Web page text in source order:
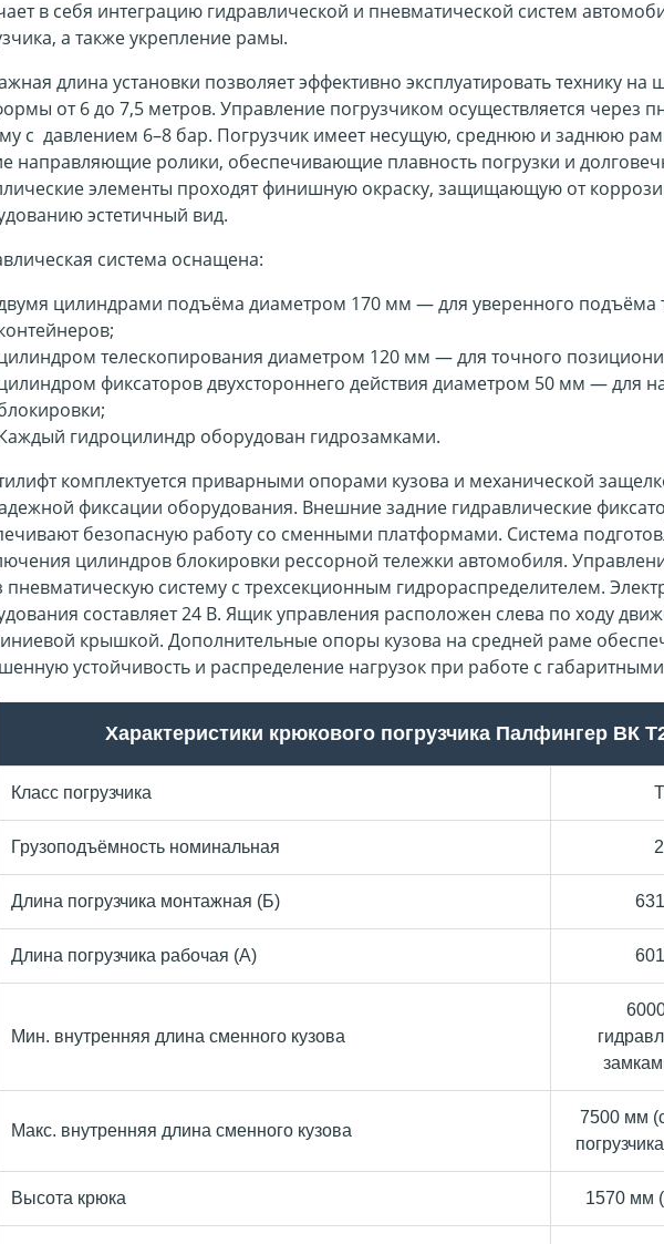
в себя интеграцию гидравлической и пневматической систем
а также укрепление рамы.
длина установки позволяет эффективно эксплуатировать технику на
от 6 до 7,5 метров. Управление погрузчиком осуществляется через
с давлением 6–8 бар. Погрузчик имеет несущую, среднюю и заднюю
направляющие ролики, обеспечивающие плавность погрузки и
элементы проходят финишную окраску, защищающую от
эстетичный вид.
система оснащена:
цилиндрами подъёма диаметром 170 мм — для уверенного подъёма
телескопирования диаметром 120 мм — для точного
фиксаторов двухстороннего действия диаметром 50 мм — для
гидроцилиндр оборудован гидрозамками.
комплектуется приварными опорами кузова и механической
фиксации оборудования. Внешние задние гидравлические
безопасную работу со сменными платформами. Система
цилиндров блокировки рессорной тележки автомобиля.
пневматическую систему с трехсекционным гидрораспределителем.
составляет 24 В. Ящик управления расположен слева по ходу
крышкой. Дополнительные опоры кузова на средней раме
устойчивость и распределение нагрузок при работе с
Характеристики крюкового погрузчика Палфингер ВК
Класс погрузчика
Грузоподъёмность номинальная
Длина погрузчика монтажная (Б)
Длина погрузчика рабочая (А)
Мин. внутренняя длина сменного кузова
Макс. внутренняя длина сменного кузова
7500 мм
Высота крюка 1570 мм